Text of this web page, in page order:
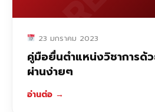
23 มกราคม 2023
คู่มือยื่นตำแหน่งวิชาการด้
ผ่านง่ายๆ
อ่านต่อ →